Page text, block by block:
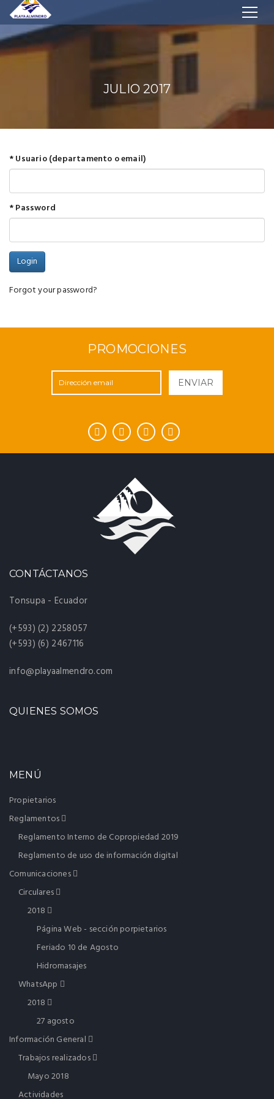
JULIO 2017
* Usuario (departamento o email)
* Password
Forgot your password?
PROMOCIONES
ENVIAR
CONTÁCTANOS
Tonsupa - Ecuador
(+593) (2) 2258057
(+593) (6) 2467116
info@playaalmendro.com
QUIENES SOMOS
MENÚ
Propietarios
Reglamentos
Reglamento Interno de Copropiedad 2019
Reglamento de uso de información digital
Comunicaciones
Circulares
2018
Página Web - sección porpietarios
Feriado 10 de Agosto
Hidromasajes
WhatsApp
2018
27 agosto
Información General
Trabajos realizados
Mayo 2018
Actividades